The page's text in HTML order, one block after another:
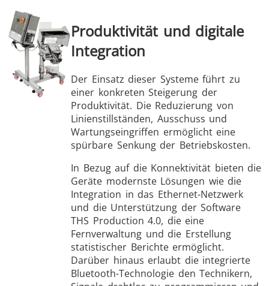
Produktivität und digitale
Integration
Der Einsatz dieser Systeme führt zu
einer konkreten Steigerung der
Produktivität. Die Reduzierung von
Linienstillständen, Ausschuss und
Wartungseingriffen ermöglicht eine
spürbare Senkung der Betriebskosten.
In Bezug auf die Konnektivität bieten die
Geräte modernste Lösungen wie die
Integration in das Ethernet-Netzwerk
und die Unterstützung der Software
THS Production 4.0, die eine
Fernverwaltung und die Erstellung
statistischer Berichte ermöglicht.
Darüber hinaus erlaubt die integrierte
Bluetooth-Technologie den Technikern,